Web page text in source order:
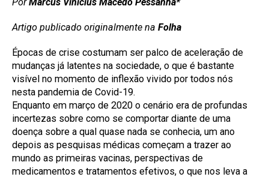
Artigo publicado originalmente na Folha
Épocas de crise costumam ser palco de aceleração de
mudanças já latentes na sociedade, o que é bastante
visível no momento de inflexão vivido por todos nós
nesta pandemia de Covid-19.
Enquanto em março de 2020 o cenário era de profundas
incertezas sobre como se comportar diante de uma
doença sobre a qual quase nada se conhecia, um ano
depois as pesquisas médicas começam a trazer ao
mundo as primeiras vacinas, perspectivas de
medicamentos e tratamentos efetivos, o que nos leva a